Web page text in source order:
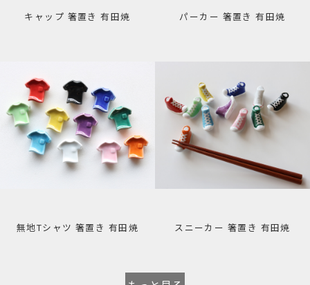
キャップ 箸置き 有田焼 パーカー 箸置き 有田焼
無地Tシャツ 箸置き 有田焼 スニーカー 箸置き 有田焼